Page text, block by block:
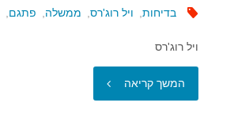
בדיחות, ויל רוג'רס, ממשלה, פתגם,
ויל רוג'רס
המשך קריאה "אינני